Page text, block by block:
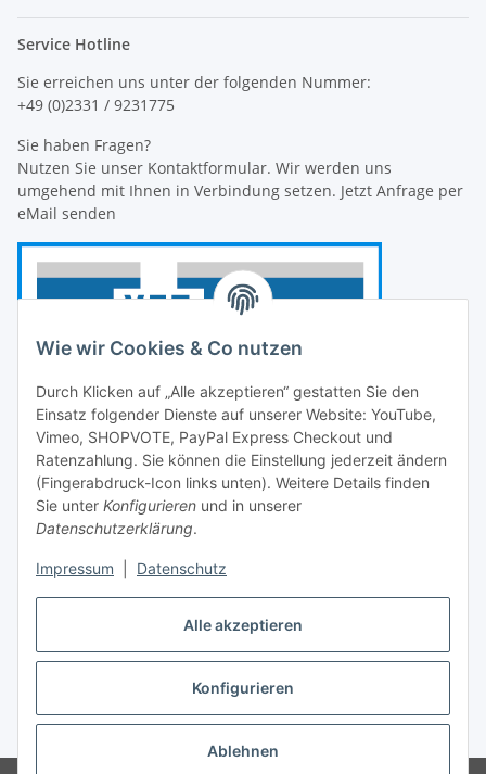
Alle akzeptieren
Konfigurieren
Ablehnen
Wie wir Cookies & Co nutzen
Durch Klicken auf „Alle akzeptieren“ gestatten Sie den
Einsatz folgender Dienste auf unserer Website: YouTube,
Vimeo, SHOPVOTE, PayPal Express Checkout und
Ratenzahlung. Sie können die Einstellung jederzeit ändern
(Fingerabdruck-Icon links unten). Weitere Details finden
Sie unter Konfigurieren und in unserer
Datenschutzerklärung.
Impressum Datenschutz
Service Hotline
Sie erreichen uns unter der folgenden Nummer:
+49 (0)2331 / 9231775
Sie haben Fragen?
Nutzen Sie unser Kontaktformular. Wir werden uns
umgehend mit Ihnen in Verbindung setzen. Jetzt Anfrage per
eMail senden
Vertrag widerrufen
* Alle Preise inkl. gesetzlicher USt., zzgl.Versand